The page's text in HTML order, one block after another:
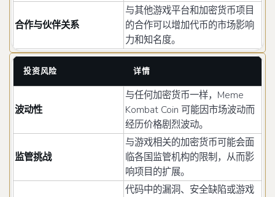
合作与伙伴关系
与其他游戏平台和加密货币项目
的合作可以增加代币的市场影响
力和知名度。
投资风险 详情
波动性
与任何加密货币一样，Meme
Kombat Coin 可能因市场波动而
经历价格剧烈波动。
监管挑战
与游戏相关的加密货币可能会面
临各国监管机构的限制，从而影
响项目的扩展。
代码中的漏洞、安全缺陷或游戏